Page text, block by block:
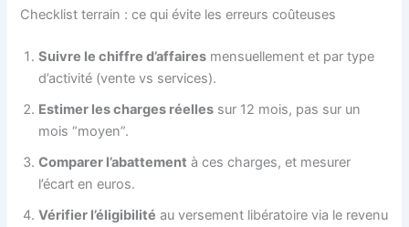
Checklist terrain : ce qui évite les erreurs coûteuses
Suivre le chiffre d’affaires mensuellement et par type
d’activité (vente vs services).
Estimer les charges réelles sur 12 mois, pas sur un
mois “moyen”.
Comparer l’abattement à ces charges, et mesurer
l’écart en euros.
Vérifier l’éligibilité au versement libératoire via le revenu